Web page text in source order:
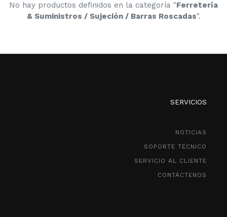
No hay productos definidos en la categoría "Ferretería
& Suministros / Sujeción / Barras Roscadas".
SERVICIOS
NOTICIAS
SOPORTE TÉCNICO
SERVICIO AL CLIENTE
CONTÁCTENOS